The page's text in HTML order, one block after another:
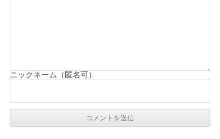
ニックネーム（匿名可）